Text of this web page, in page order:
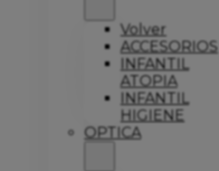
Volver
ACCESORIOS
INFANTIL
ATOPIA
INFANTIL
HIGIENE
OPTICA